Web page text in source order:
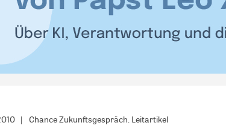
Chance Zukunftsgespräch. Leitartikel